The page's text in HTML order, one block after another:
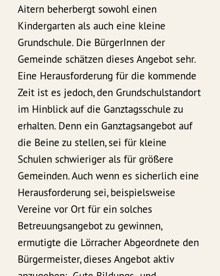
Aitern beherbergt sowohl einen
Kindergarten als auch eine kleine
Grundschule. Die BürgerInnen der
Gemeinde schätzen dieses Angebot sehr.
Eine Herausforderung für die kommende
Zeit ist es jedoch, den Grundschulstandort
im Hinblick auf die Ganztagsschule zu
erhalten. Denn ein Ganztagsangebot auf
die Beine zu stellen, sei für kleine
Schulen schwieriger als für größere
Gemeinden. Auch wenn es sicherlich eine
Herausforderung sei, beispielsweise
Vereine vor Ort für ein solches
Betreuungsangebot zu gewinnen,
ermutigte die Lörracher Abgeordnete den
Bürgermeister, dieses Angebot aktiv